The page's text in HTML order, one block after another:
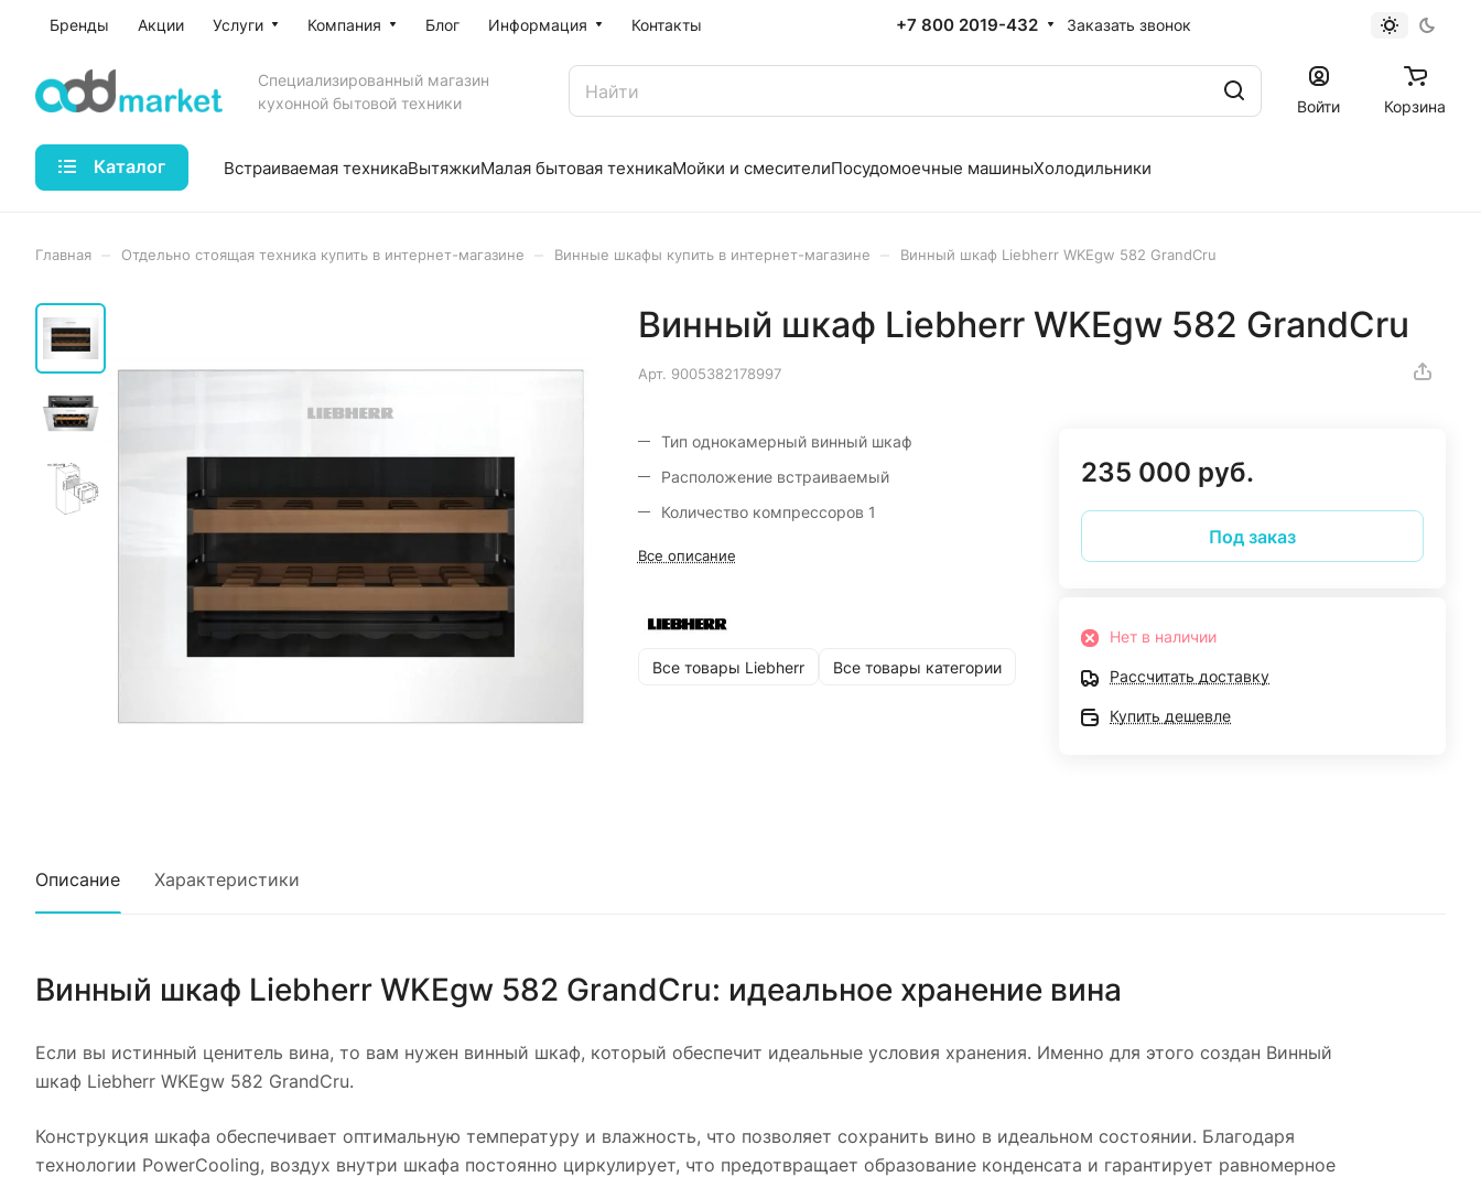
Бренды Акции Услуги Компания Блог Информация Контакты +7 800 2019-432 Заказать звонок
Специализированный магазин
кухонной бытовой техники
Войти Корзина
Каталог Встраиваемая техникаВытяжкиМалая бытовая техникаМойки и смесителиПосудомоечные машиныХолодильники
Главная Отдельно стоящая техника купить в интернет-магазине Винные шкафы купить в интернет-магазине Винный шкаф Liebherr WKEgw 582 GrandCru
Винный шкаф Liebherr WKEgw 582 GrandCru
Арт. 9005382178997
Тип однокамерный винный шкаф
Расположение встраиваемый
Количество компрессоров 1
Все описание
Все товары Liebherr Все товары категории
235 000 руб.
Под заказ
Нет в наличии
Рассчитать доставку
Купить дешевле
Описание Характеристики
Винный шкаф Liebherr WKEgw 582 GrandCru: идеальное хранение вина
Если вы истинный ценитель вина, то вам нужен винный шкаф, который обеспечит идеальные условия хранения. Именно для этого создан Винный
шкаф Liebherr WKEgw 582 GrandCru.
Конструкция шкафа обеспечивает оптимальную температуру и влажность, что позволяет сохранить вино в идеальном состоянии. Благодаря
технологии PowerCooling, воздух внутри шкафа постоянно циркулирует, что предотвращает образование конденсата и гарантирует равномерное